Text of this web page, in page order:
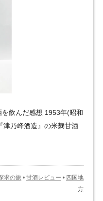
飲んだ感想 1953年(昭和
津乃峰酒造』の米麹甘酒
求の旅 • 甘酒レビュー • 四国地
方